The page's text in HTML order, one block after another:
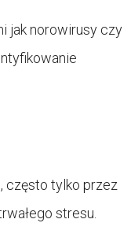
jak norowirusy czy
często tylko przez
stresu.